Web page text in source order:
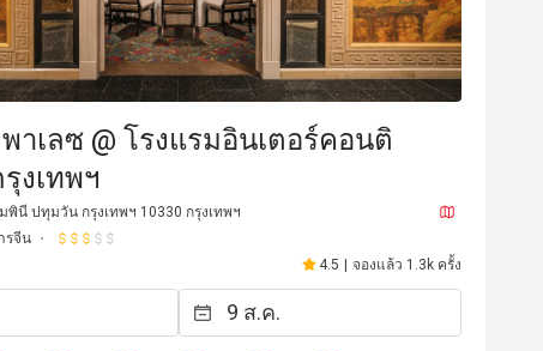
าเลซ @ โรงแรมอินเตอร์คอนติ
งเทพฯ
พินี ปทุมวัน กรุงเทพฯ 10330 กรุงเทพฯ
รจีน
4.5 จองแล้ว 1.3k ครั้ง